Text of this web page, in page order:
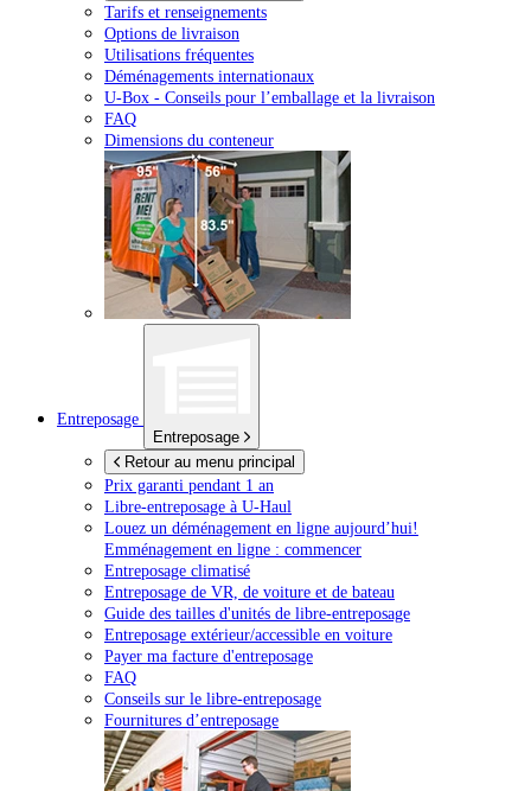
Tarifs et renseignements
Options de livraison
Utilisations fréquentes
Déménagements internationaux
U-Box - Conseils pour l’emballage et la livraison
FAQ
Dimensions du conteneur
Entreposage
Entreposage
Retour au menu principal
Prix garanti pendant 1 an
Libre-entreposage à U-Haul
Louez un déménagement en ligne aujourd’hui!
Emménagement en ligne : commencer
Entreposage climatisé
Entreposage de VR, de voiture et de bateau
Guide des tailles d'unités de libre-entreposage
Entreposage extérieur/accessible en voiture
Payer ma facture d'entreposage
FAQ
Conseils sur le libre-entreposage
Fournitures d’entreposage